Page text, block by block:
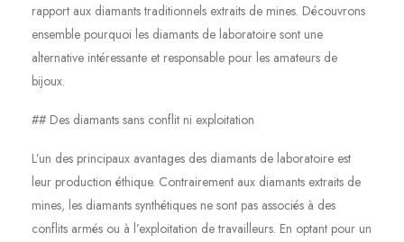
rapport aux diamants traditionnels extraits de mines. Découvrons
ensemble pourquoi les diamants de laboratoire sont une
alternative intéressante et responsable pour les amateurs de
bijoux.
## Des diamants sans conflit ni exploitation
L’un des principaux avantages des diamants de laboratoire est
leur production éthique. Contrairement aux diamants extraits de
mines, les diamants synthétiques ne sont pas associés à des
conflits armés ou à l’exploitation de travailleurs. En optant pour un